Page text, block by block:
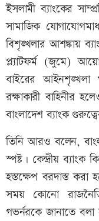
ইসলামী ব্যাংকের
সামাজিক
বিশৃঙ্খলার আশঙ্কায়
প্ল্যাটফর্ম (জুমে)
বাইরের আইনশৃঙ্খলা
রক্ষাকারী বাহিনীর
বাংলাদেশ ব্যাংক
তিনি আরও বলেন,
স্পষ্ট। কেন্দ্রীয় ব্যাংক
হস্তক্ষেপ বরদাস্ত করা
সময় কোনো
গভর্নরকে জানাতে